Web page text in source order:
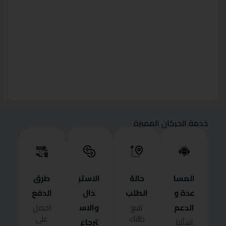
خدمة الحركان المميزة
المسا
عدة و
الدعم
إسألنا
حالة
الطلب
تتبع
طلبك
الاستب
دال
والاس
ترجاع
طرق
الدفع
احصل
على